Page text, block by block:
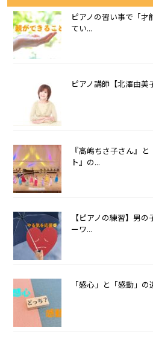
ピアノの習い事で「才
てい...
ピアノ講師【北澤由美
『高嶋ちさ子さん』
ト』の...
【ピアノの練習】男
ーワ...
「感心」と「感動」の